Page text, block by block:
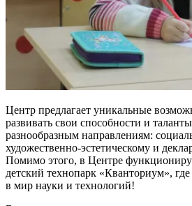
Центр предлагает уникальные
развивать свои способности и
разнообразным направлениям:
художественно-эстетическому и
Помимо этого, в Центре
детский технопарк «Кванториум»,
в мир науки и технологий!